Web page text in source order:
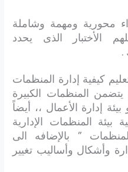
أجزاء محورية ومهمة وشاملة
الأختبار الذى يحدد
.
كيفية إدارة المنظمات
يتضمن المنظمات الكبيرة
بيئة إدارة الأعمال ،، أيضاً
المنظمات الإدارية
” بالإضافه الى
وأشكال وأساليب تغيير